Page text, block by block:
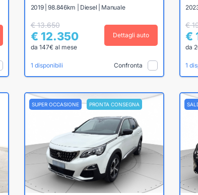
2019 | 98.846km | Diesel | Manuale
€ 13.650
€ 12.350
da 147€ al mese
Dettagli auto
1 disponibili Confronta
€
€
da
1
SUPER OCCASIONE PRONTA CONSEGNA